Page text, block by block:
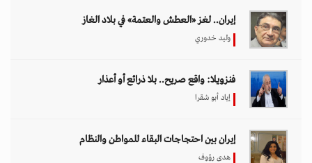
إيران.. لغز «العطش والعتمة» في بلاد الغاز
وليد خدوري
فنزويلا: واقع صريح.. بلا ذرائع أو أعذار
إياد أبو شقرا
إيران بين احتجاجات البقاء للمواطن والنظام
هدى رؤوف